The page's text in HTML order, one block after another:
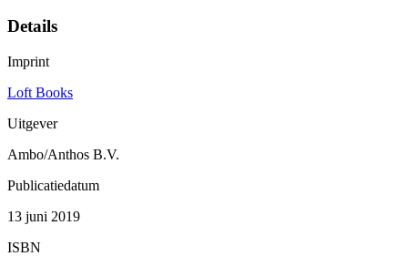
Details
Imprint
Loft Books
Uitgever
Ambo/Anthos B.V.
Publicatiedatum
13 juni 2019
ISBN